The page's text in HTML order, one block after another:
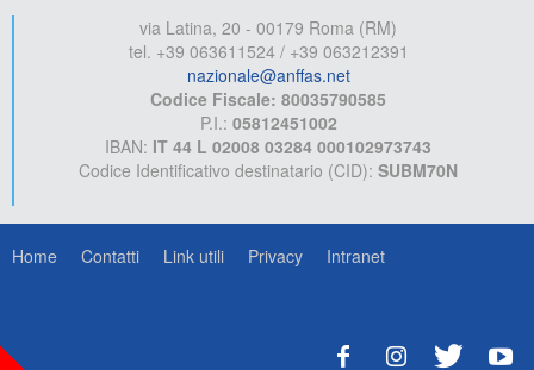
via Latina, 20 - 00179 Roma (RM)
tel. +39 063611524 / +39 063212391
nazionale@anffas.net
Codice Fiscale: 80035790585
P.I.: 05812451002
IBAN: IT 44 L 02008 03284 000102973743
Codice Identificativo destinatario (CID): SUBM70N
Home Contatti Link utili Privacy Intranet